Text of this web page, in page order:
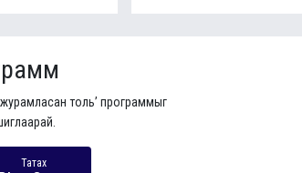
толь’ программыг
Татах